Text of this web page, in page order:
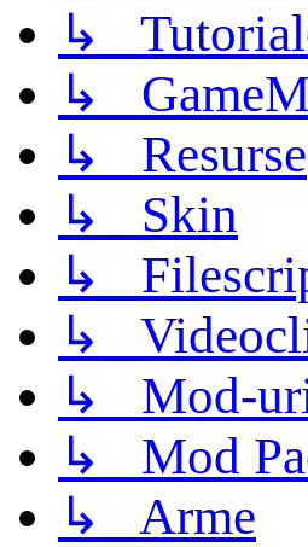
↳
↳
↳ Resurse
↳ Skin
↳
↳
↳ Mod-
↳ Mod
↳ Arme